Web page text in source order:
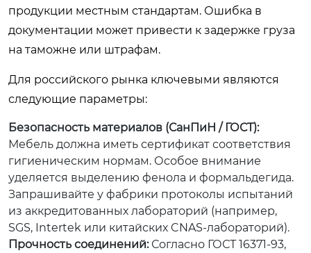
продукции местным стандартам. Ошибка в
документации может привести к задержке груза
на таможне или штрафам.
Для российского рынка ключевыми являются
следующие параметры:
Безопасность материалов (СанПиН / ГОСТ):
Мебель должна иметь сертификат соответствия
гигиеническим нормам. Особое внимание
уделяется выделению фенола и формальдегида.
Запрашивайте у фабрики протоколы испытаний
из аккредитованных лабораторий (например,
SGS, Intertek или китайских CNAS-лабораторий).
Прочность соединений:Согласно ГОСТ 16371-93,